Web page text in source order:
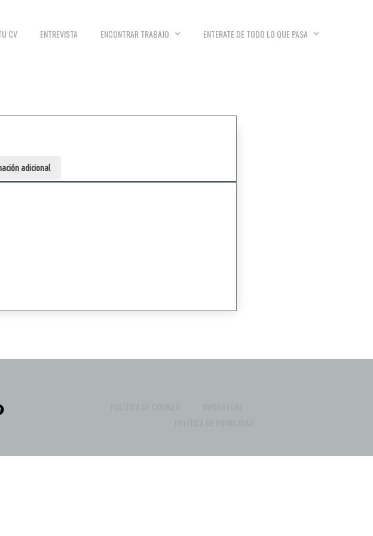
CV ENTREVISTA ENCONTRAR TRABAJO ENTERATE DE TODO LO QUE PASA
adicional